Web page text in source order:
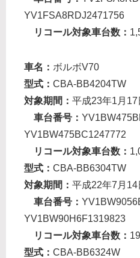
YV1FSA8RDJ2471756
リコール対象車台数：
車名： ボルボV70
型式： CBA-BB4204TW
対象期間： 平成23年1月17
車台番号：
YV1BW475BC1247772
リコール対象車台数：
型式： CBA-BB6304TW
対象期間： 平成22年7月14
車台番号：
YV1BW90H6F1319823
リコール対象車台数：
型式： CBA-BB6324W